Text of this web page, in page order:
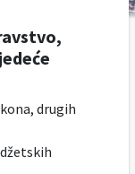
drugih